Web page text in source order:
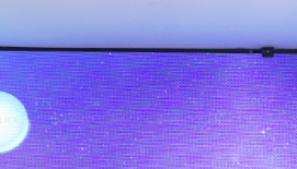
// Discussion Memory